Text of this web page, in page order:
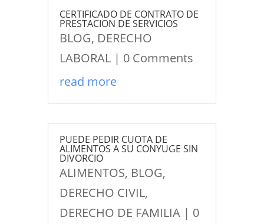
CERTIFICADO DE CONTRATO DE
PRESTACION DE SERVICIOS
BLOG, DERECHO
LABORAL| 0 Comments
read more
PUEDE PEDIR CUOTA DE
ALIMENTOS A SU CONYUGE SIN
DIVORCIO
ALIMENTOS, BLOG,
DERECHO CIVIL,
DERECHO DE FAMILIA| 0